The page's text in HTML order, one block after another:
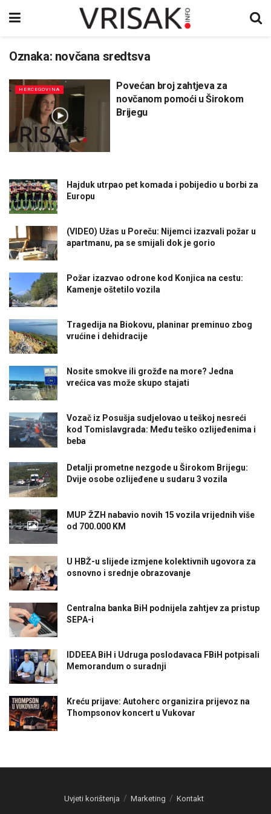
Oznaka: novčana sredtsva
HERCEGOVINA
Povećan broj zahtjeva za
novčanom pomoći u Širokom
Brijegu
Hajduk utrpao pet komada i pobijedio u borbi za
Europu
(VIDEO) Užas u Poreču: Nijemci izazvali požar u
apartmanu, pa se smijali dok je gorio
Požar izazvao odrone kod Konjica na cestu:
Kamenje oštetilo vozila
Tragedija na Biokovu, planinar preminuo zbog
vrućine i dehidracije
Nosite smokve ili grožđe na more? Jedna
vrećica vas može skupo stajati
Vozač iz Posušja sudjelovao u teškoj nesreći
kod Tomislavgrada: Među teško ozlijeđenima i
beba
Detalji prometne nezgode u Širokom Brijegu:
Dvije osobe ozlijeđene u sudaru 3 vozila
MUP ŽZH nabavio novih 15 vozila vrijednih više
od 700.000 KM
U HBŽ-u slijede izmjene kolektivnih ugovora za
osnovno i srednje obrazovanje
Centralna banka BiH podnijela zahtjev za pristup
SEPA-i
IDDEEA BiH i Udruga poslodavaca FBiH potpisali
Memorandum o suradnji
Kreću prijave: Autoherc organizira prijevoz na
Thompsonov koncert u Vukovar
Uvjeti korištenja Marketing Kontakt